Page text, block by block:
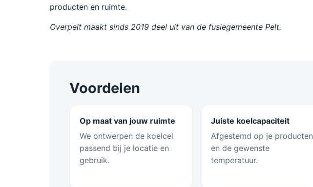
producten en ruimte.
Overpelt maakt sinds 2019 deel uit van de fusiegemeente Pelt.
Voordelen
Op maat van jouw ruimte
We ontwerpen de koelcel
passend bij je locatie en
gebruik.
Juiste koelcapaciteit
Afgestemd op je producten
en de gewenste
temperatuur.